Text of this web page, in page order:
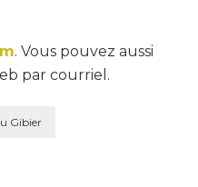
. Vous pouvez aussi
par courriel.
Gibier